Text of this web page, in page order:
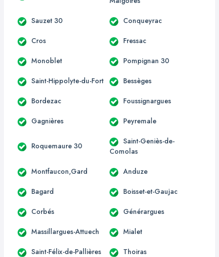
Sauzet 30 Conqueyrac
Cros Fressac
Monoblet Pompignan 30
Saint-Hippolyte-du-Fort Bessèges
Bordezac Foussignargues
Gagnières Peyremale
Roquemaure 30
Saint-Geniès-de-
Comolas
Montfaucon,Gard Anduze
Bagard Boisset-et-Gaujac
Corbés Générargues
Massillargues-Attuech Mialet
Saint-Félix-de-Pallières Thoiras